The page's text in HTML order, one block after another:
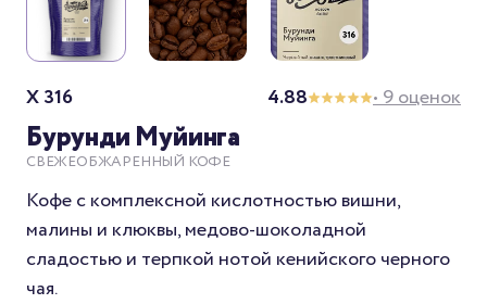
Бурунди Муйинга
СВЕЖЕОБЖАРЕННЫЙ КОФЕ
X 316 4.88 • 9 оценок
Кофе с комплексной кислотностью вишни,
малины и клюквы, медово-шоколадной
сладостью и терпкой нотой кенийского черного
чая.